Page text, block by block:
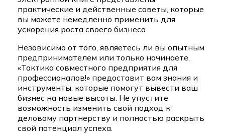
практические и действенные советы, которые
вы можете немедленно применить для
ускорения роста своего бизнеса.
Независимо от того, являетесь ли вы опытным
предпринимателем или только начинаете,
«Тактика совместного предприятия для
профессионалов!» предоставит вам знания и
инструменты, которые помогут вывести ваш
бизнес на новые высоты. Не упустите
возможность изменить свой подход к
деловому партнерству и полностью раскрыть
свой потенциал успеха.